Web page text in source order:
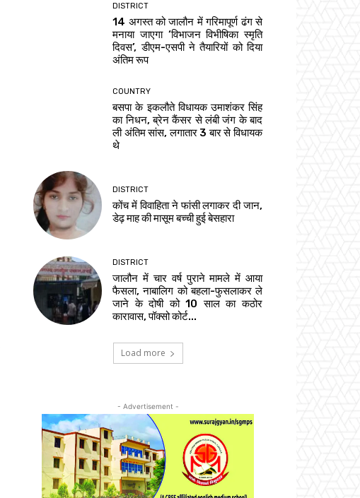
DISTRICT
14 अगस्त को जालौन में गरिमापूर्ण ढंग से
मनाया जाएगा ‘विभाजन विभीषिका स्मृति
दिवस’, डीएम-एसपी ने तैयारियों को दिया
अंतिम रूप
COUNTRY
बसपा के इकलौते विधायक उमाशंकर सिंह
का निधन, ब्रेन कैंसर से लंबी जंग के बाद
ली अंतिम सांस, लगातार 3 बार से विधायक
थे
DISTRICT
कोंच में विवाहिता ने फांसी लगाकर दी जान,
डेढ़ माह की मासूम बच्ची हुई बेसहारा
DISTRICT
जालौन में चार वर्ष पुराने मामले में आया
फैसला, नाबालिग को बहला-फुसलाकर ले
जाने के दोषी को 10 साल का कठोर
कारावास, पॉक्सो कोर्ट...
Load more
- Advertisement -